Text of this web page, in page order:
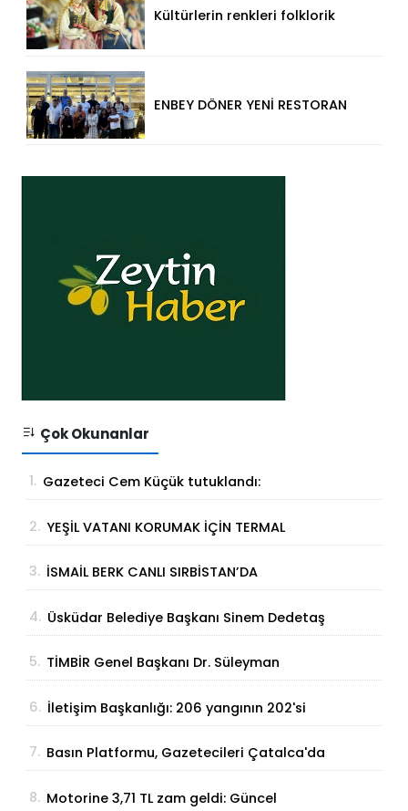
Kültürlerin renkleri folklorik
ENBEY DÖNER YENİ RESTORAN
Çok Okunanlar
1. Gazeteci Cem Küçük tutuklandı:
2. YEŞİL VATANI KORUMAK İÇİN TERMAL
ÇÖZÜM
3. İSMAİL BERK CANLI SIRBİSTAN’DA
4. Üsküdar Belediye Başkanı Sinem Dedetaş
tutuklandı
5. TİMBİR Genel Başkanı Dr. Süleyman
6. İletişim Başkanlığı: 206 yangının 202'si
kontrol altına alındı
7. Basın Platformu, Gazetecileri Çatalca'da
8. Motorine 3,71 TL zam geldi: Güncel